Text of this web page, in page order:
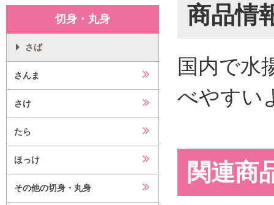
切身・丸身
さば
さんま
さけ
たら
ほっけ
その他の切身・丸身
商品情
国内で水
べやすい
関連商